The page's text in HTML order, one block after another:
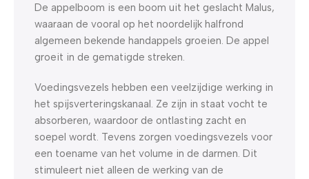
De appelboom is een boom uit het geslacht Malus,
waaraan de vooral op het noordelijk halfrond
algemeen bekende handappels groeien. De appel
groeit in de gematigde streken.
Voedingsvezels hebben een veelzijdige werking in
het spijsverteringskanaal. Ze zijn in staat vocht te
absorberen, waardoor de ontlasting zacht en
soepel wordt. Tevens zorgen voedingsvezels voor
een toename van het volume in de darmen. Dit
stimuleert niet alleen de werking van de